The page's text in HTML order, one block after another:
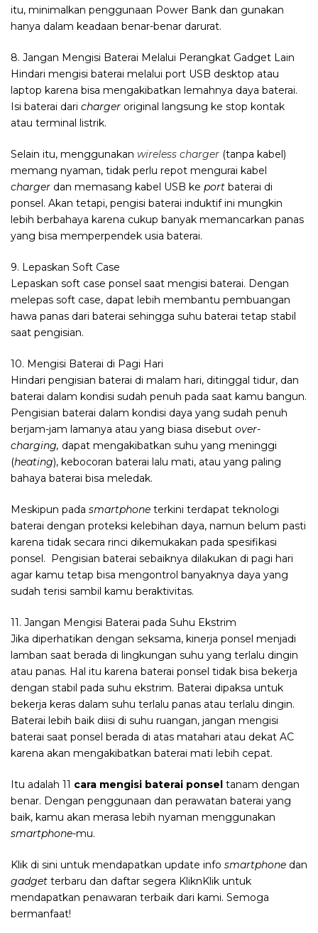
itu, minimalkan penggunaan Power Bank dan gunakan
hanya dalam keadaan benar-benar darurat.
8. Jangan Mengisi Baterai Melalui Perangkat Gadget Lain
Hindari mengisi baterai melalui port USB desktop atau
laptop karena bisa mengakibatkan lemahnya daya baterai.
Isi baterai dari charger original langsung ke stop kontak
atau terminal listrik.
Selain itu, menggunakan wireless charger (tanpa kabel)
memang nyaman, tidak perlu repot mengurai kabel
charger dan memasang kabel USB ke port baterai di
ponsel. Akan tetapi, pengisi baterai induktif ini mungkin
lebih berbahaya karena cukup banyak memancarkan panas
yang bisa memperpendek usia baterai.
9. Lepaskan Soft Case
Lepaskan soft case ponsel saat mengisi baterai. Dengan
melepas soft case, dapat lebih membantu pembuangan
hawa panas dari baterai sehingga suhu baterai tetap stabil
saat pengisian.
10. Mengisi Baterai di Pagi Hari
Hindari pengisian baterai di malam hari, ditinggal tidur, dan
baterai dalam kondisi sudah penuh pada saat kamu bangun.
Pengisian baterai dalam kondisi daya yang sudah penuh
berjam-jam lamanya atau yang biasa disebut over-
charging, dapat mengakibatkan suhu yang meninggi
(heating), kebocoran baterai lalu mati, atau yang paling
bahaya baterai bisa meledak.
Meskipun pada smartphone terkini terdapat teknologi
baterai dengan proteksi kelebihan daya, namun belum pasti
karena tidak secara rinci dikemukakan pada spesifikasi
ponsel. Pengisian baterai sebaiknya dilakukan di pagi hari
agar kamu tetap bisa mengontrol banyaknya daya yang
sudah terisi sambil kamu beraktivitas.
11. Jangan Mengisi Baterai pada Suhu Ekstrim
Jika diperhatikan dengan seksama, kinerja ponsel menjadi
lamban saat berada di lingkungan suhu yang terlalu dingin
atau panas. Hal itu karena baterai ponsel tidak bisa bekerja
dengan stabil pada suhu ekstrim. Baterai dipaksa untuk
bekerja keras dalam suhu terlalu panas atau terlalu dingin.
Baterai lebih baik diisi di suhu ruangan, jangan mengisi
baterai saat ponsel berada di atas matahari atau dekat AC
karena akan mengakibatkan baterai mati lebih cepat.
Itu adalah 11 cara mengisi baterai ponsel tanam dengan
benar. Dengan penggunaan dan perawatan baterai yang
baik, kamu akan merasa lebih nyaman menggunakan
smartphone-mu.
Klik di sini untuk mendapatkan update info smartphone dan
gadget terbaru dan daftar segera KliknKlik untuk
mendapatkan penawaran terbaik dari kami. Semoga
bermanfaat!